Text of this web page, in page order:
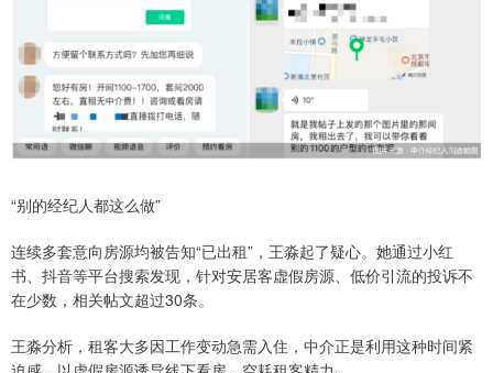
“别的经纪人都这么做”
连续多套意向房源均被告知“已出租”，王淼起了疑心。她通过小红
书、抖音等平台搜索发现，针对安居客虚假房源、低价引流的投诉不
在少数，相关帖文超过30条。
王淼分析，租客大多因工作变动急需入住，中介正是利用这种时间紧